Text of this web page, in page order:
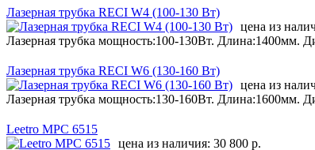
Лазерная трубка RECI W4 (100-130 Вт)
цена из
Лазерная трубка мощность:100-130Вт. Длина:1400мм.
Лазерная трубка RECI W6 (130-160 Вт)
цена из
Лазерная трубка мощность:130-160Вт. Длина:1600мм.
Leetro MPC 6515
цена из наличия: 30 800 р.